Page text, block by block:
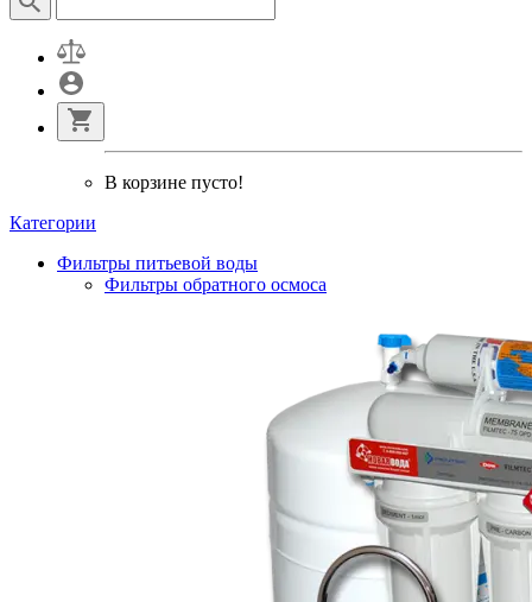
В корзине пусто!
Категории
Фильтры питьевой воды
Фильтры обратного осмоса